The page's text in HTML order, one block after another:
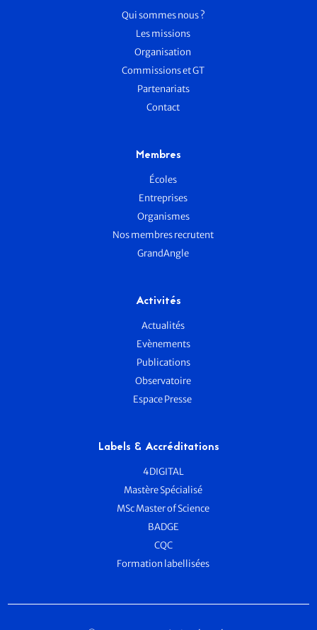
Qui sommes nous ?
Les missions
Organisation
Commissions et GT
Partenariats
Contact
Membres
Écoles
Entreprises
Organismes
Nos membres recrutent
GrandAngle
Activités
Actualités
Evènements
Publications
Observatoire
Espace Presse
Labels & Accréditations
4DIGITAL
Mastère Spécialisé
MSc Master of Science
BADGE
CQC
Formation labellisées